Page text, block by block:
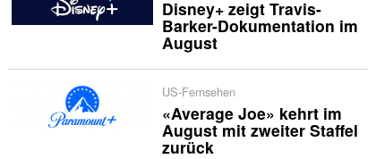
Disney+ zeigt Travis-
Barker-Dokumentation im
August
US-Fernsehen
«Average Joe» kehrt im
August mit zweiter Staffel
zurück